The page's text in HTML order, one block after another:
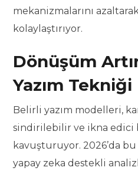
mekanizmalarını
kolaylaştırıyor.
Dönüşüm
Yazım Tekniği
Belirli yazım modelleri,
sindirilebilir ve ikna edici
kavuşturuyor. 2026’da
yapay zeka destekli